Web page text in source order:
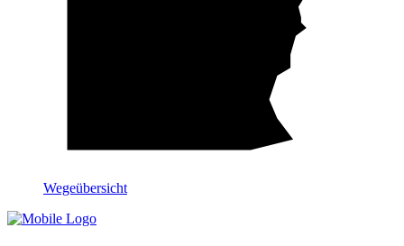
Wegeübersicht